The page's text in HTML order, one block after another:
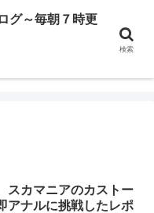
ピンサロで遊んだ親父
～毎朝７時更新中～
カマニアのカストー
アナルに挑戦したレポ
グ～毎朝７時更
検索